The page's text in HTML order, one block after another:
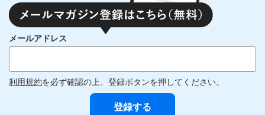
メールアドレス
利用規約を必ず確認の上、登録ボタンを押してください。